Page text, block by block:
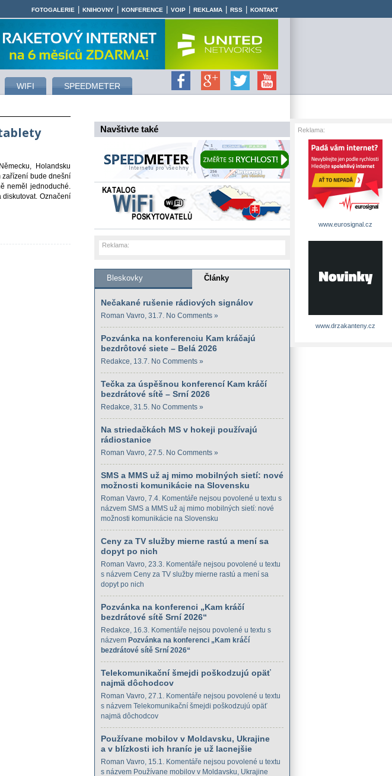
WIFI SPEEDMETER
FOTOGALERIE KNIHOVNY KONFERENCE VOIP REKLAMA RSS KONTAKT
Holandsku
zařízení bude dnešní
neměl jednoduché.
Označení
Navštivte také
Reklama:
Bleskovky Články
Nečakané rušenie rádiových signálov
Roman Vavro , 31.7. No Comments »
Pozvánka na konferenciu Kam kráčajú
bezdrôtové siete – Belá 2026
Redakce , 13.7. No Comments »
Tečka za úspěšnou konferencí Kam kráčí
bezdrátové sítě – Srní 2026
Redakce , 31.5. No Comments »
Na striedačkách MS v hokeji používajú
rádiostanice
Roman Vavro , 27.5. No Comments »
SMS a MMS už aj mimo mobilných sietí: nové
možnosti komunikácie na Slovensku
Roman Vavro , 7.4. Komentáře nejsou povolené u textu s
názvem SMS a MMS už aj mimo mobilných sietí: nové
možnosti komunikácie na Slovensku
Ceny za TV služby mierne rastú a mení sa
dopyt po nich
Roman Vavro , 23.3. Komentáře nejsou povolené u textu
s názvem Ceny za TV služby mierne rastú a mení sa
dopyt po nich
Pozvánka na konferenci „Kam kráčí
bezdrátové sítě Srní 2026“
Redakce , 16.3. Komentáře nejsou povolené u textu s
názvem Pozvánka na konferenci „Kam kráčí
bezdrátové sítě Srní 2026“
Telekomunikační šmejdi poškodzujú opäť
najmä dôchodcov
Roman Vavro , 27.1. Komentáře nejsou povolené u textu
s názvem Telekomunikační šmejdi poškodzujú opäť
najmä dôchodcov
Používane mobilov v Moldavsku, Ukrajine
a v blízkosti ich hraníc je už lacnejšie
Roman Vavro , 15.1. Komentáře nejsou povolené u textu
s názvem Používane mobilov v Moldavsku, Ukrajine
Reklama:
www.eurosignal.cz
www.drzakanteny.cz